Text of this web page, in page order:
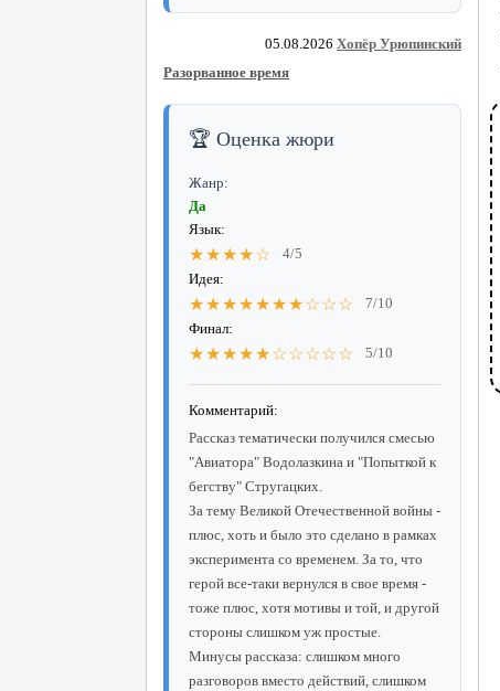
05.08.2026 Хопёр Урюпинский
Разорванное время
🏆 Оценка жюри
Жанр:
Да
Язык:
★★★★☆
4/5
Идея:
★★★★★★★☆☆☆
7/10
Финал:
★★★★★☆☆☆☆☆ 5/10
Комментарий:
Рассказ тематически получился смесью
"Авиатора" Водолазкина и "Попыткой к
бегству" Стругацких.
За тему Великой Отечественной войны -
плюс, хоть и было это сделано в рамках
эксперимента со временем. За то, что
герой все-таки вернулся в свое время -
тоже плюс, хотя мотивы и той, и другой
стороны слишком уж простые.
Минусы рассказа: слишком много
разговоров вместо действий, слишком